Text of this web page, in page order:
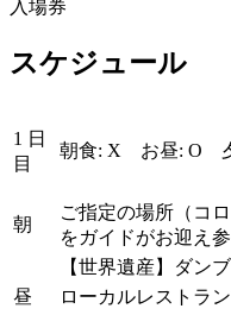
入場券
スケジュール
1 日
目
朝食: X お昼: O
朝
ご指定の場所（コ
をガイドがお迎え
【世界遺産】ダン
昼
ローカルレストラ